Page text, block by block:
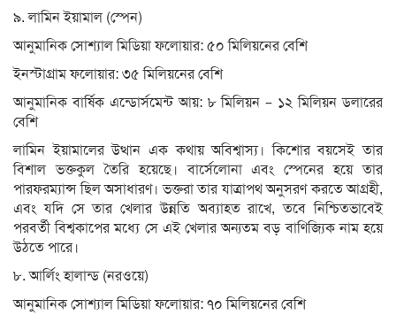
৯. লামিন ইয়ামাল (স্পেন)
আনুমানিক সোশ্যাল মিডিয়া ফলোয়ার: ৫০ মিলিয়নের বেশি
ইনস্টাগ্রাম ফলোয়ার: ৩৫ মিলিয়নের বেশি
আনুমানিক বার্ষিক এন্ডোর্সমেন্ট আয়: ৮ মিলিয়ন – ১২ মিলিয়ন ডলারের
বেশি
লামিন ইয়ামালের উত্থান এক কথায় অবিশ্বাস্য। কিশোর বয়সেই তার
বিশাল ভক্তকুল তৈরি হয়েছে। বার্সেলোনা এবং স্পেনের হয়ে তার
পারফরম্যান্স ছিল অসাধারণ। ভক্তরা তার যাত্রাপথ অনুসরণ করতে আগ্রহী,
এবং যদি সে তার খেলার উন্নতি অব্যাহত রাখে, তবে নিশ্চিতভাবেই
পরবর্তী বিশ্বকাপের মধ্যে সে এই খেলার অন্যতম বড় বাণিজ্যিক নাম হয়ে
উঠতে পারে।
৮. আর্লিং হালান্ড (নরওয়ে)
আনুমানিক সোশ্যাল মিডিয়া ফলোয়ার: ৭০ মিলিয়নের বেশি